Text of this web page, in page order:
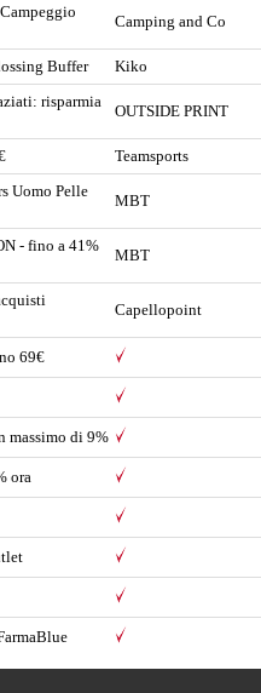
Camping and Co
Buffer
Kiko
risparmia
OUTSIDE PRINT
Teamsports
Uomo Pelle
MBT
- fino a 41%
MBT
Capellopoint
69€
massimo di 9%
ora